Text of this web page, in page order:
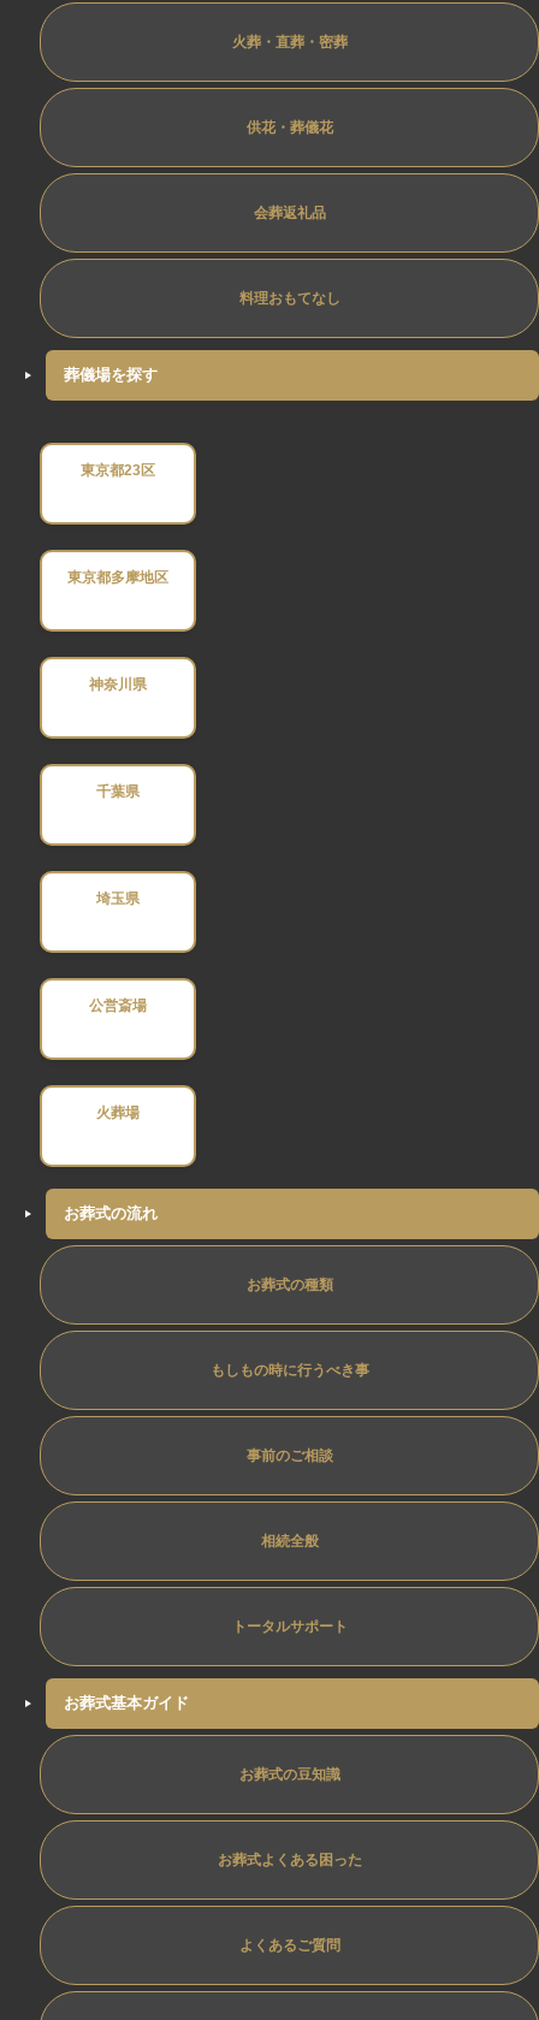
火葬・直葬・密葬
供花・葬儀花
会葬返礼品
料理おもてなし
葬儀場を探す
東京都23区
東京都多摩地区
神奈川県
千葉県
埼玉県
公営斎場
火葬場
お葬式の流れ
お葬式の種類
もしもの時に行うべき事
事前のご相談
相続全般
トータルサポート
お葬式基本ガイド
お葬式の豆知識
お葬式よくある困った
よくあるご質問